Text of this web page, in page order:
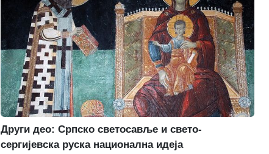
Други део: Српско светосавље и свето-
сергијевска руска национална идеја